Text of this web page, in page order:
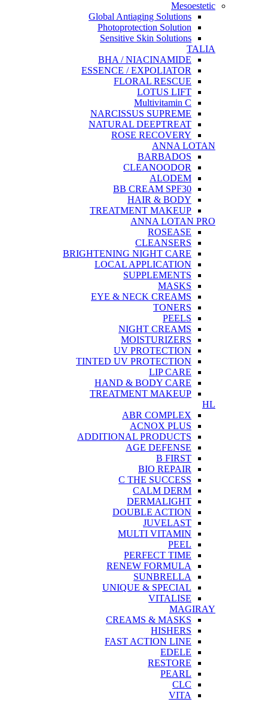
Mesoestetic
Global Antiaging Solutions
Photoprotection Solution
Sensitive Skin Solutions
TALIA
BHA / NIACINAMIDE
ESSENCE / EXPOLIATOR
FLORAL RESCUE
LOTUS LIFT
Multivitamin C
NARCISSUS SUPREME
NATURAL DEEPTREAT
ROSE RECOVERY
ANNA LOTAN
BARBADOS
CLEANOODOR
ALODEM
BB CREAM SPF30
HAIR & BODY
TREATMENT MAKEUP
ANNA LOTAN PRO
ROSEASE
CLEANSERS
BRIGHTENING NIGHT CARE
LOCAL APPLICATION
SUPPLEMENTS
MASKS
EYE & NECK CREAMS
TONERS
PEELS
NIGHT CREAMS
MOISTURIZERS
UV PROTECTION
TINTED UV PROTECTION
LIP CARE
HAND & BODY CARE
TREATMENT MAKEUP
HL
ABR COMPLEX
ACNOX PLUS
ADDITIONAL PRODUCTS
AGE DEFENSE
B FIRST
BIO REPAIR
C THE SUCCESS
CALM DERM
DERMALIGHT
DOUBLE ACTION
JUVELAST
MULTI VITAMIN
PEEL
PERFECT TIME
RENEW FORMULA
SUNBRELLA
UNIQUE & SPECIAL
VITALISE
MAGIRAY
CREAMS & MASKS
HISHERS
FAST ACTION LINE
EDELE
RESTORE
PEARL
CLC
VITA